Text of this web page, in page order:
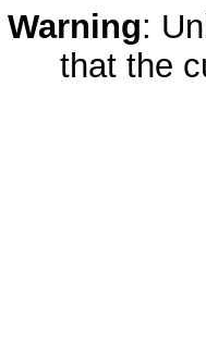
Warning:
that the